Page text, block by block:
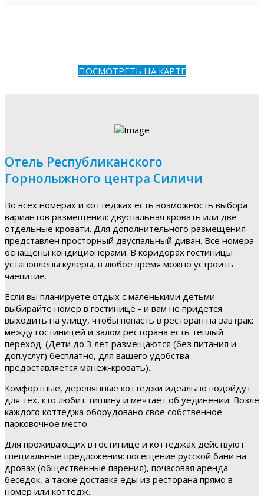
ПОСМОТРЕТЬ НА КАРТЕ
Отель Республиканского
Горнолыжного центра Силичи
Во всех номерах и коттеджах есть возможность выбора
вариантов размещения: двуспальная кровать или две
отдельные кровати. Для дополнительного размещения
представлен просторный двуспальный диван. Все номера
оснащены кондиционерами. В коридорах гостиницы
установлены кулеры, в любое время можно устроить
чаепитие.
Если вы планируете отдых с маленькими детьми -
выбирайте номер в гостинице - и вам не придется
выходить на улицу, чтобы попасть в ресторан на завтрак:
между гостиницей и залом ресторана есть теплый
переход. (Дети до 3 лет размещаются (без питания и
доп.услуг) бесплатно, для вашего удобства
предоставляется манеж-кровать).
Комфортные, деревянные коттеджи идеально подойдут
для тех, кто любит тишину и мечтает об уединении. Возле
каждого коттеджа оборудовано свое собственное
парковочное место.
Для проживающих в гостинице и коттеджах действуют
специальные предложения: посещение русской бани на
дровах (общественные парения), почасовая аренда
беседок, а также доставка еды из ресторана прямо в
номер или коттедж.